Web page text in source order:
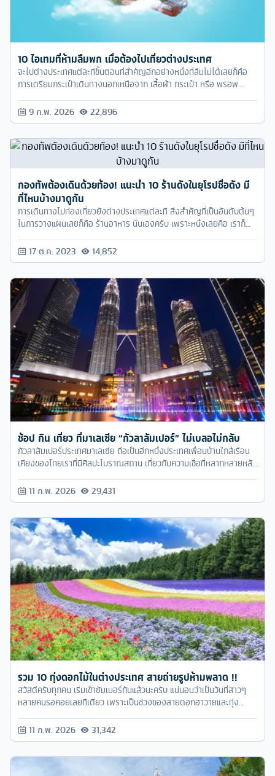
10 ไอเทมที่ห้ามลืมพก เมื่อต้องไปเที่ยวต่างประเทศ
จะไปต่างประเทศแต่ละทีขั้นตอนที่สำคัญอีกอย่างหนึ่งที่ลืมไม่ได้เลยก็คือ
การเตรียมกระเป๋าเดินทางนอกเหนือจาก เสื้อผ้า กระเป๋า หรือ พรอพ
อะไรกันบ้างไปดูกันเลย
9 ก.พ. 2026 22,896
กองทัพต้องเดินด้วยท้อง! แนะนำ 10 ร้านดังในยุโรปชื่อดัง มี
ที่ไหนบ้างมาดูกัน
การเดินทางไปท่องเที่ยวยังต่างประเทศแต่ละที สิ่งสำคัญที่เป็นอันดับต้นๆ
ในการวางแผนเลยก็คือ ร้านอาหาร นั่นเองครับ เพราะหนึ่งเลยคือ เราก็
สองคือ เราจะได้ไม่ต้องมาเสียเวลาหาร้าน หรือทานแต่บะหมี่กึ่งสำเร็จรูป
ทั้งทริป
17 ต.ค. 2023 14,852
ช้อป กิน เที่ยว ที่มาเลเซีย “กัวลาลัมเปอร์” ไม่เบลอไม่กลับ
กัวลาลัมเปอร์ประเทศมาเลเซีย ถือเป็นอีกหนึ่งประเทศเพื่อนบ้านใกล้เรือน
เคียงของไทยเราที่มีศิลปะโบราณสถาน เกี่ยวกับความเชื่อที่หลากหลายหลัง
11 ก.พ. 2026 29,431
รวม 10 ทุ่งดอกไม้ในต่างประเทศ สายถ่ายรูปห้ามพลาด !!
สวัสดีครับทุกคน เริ่มเข้าซัมเมอร์กันแล้วนะครับ แน่นอนว่าเป็นวันที่สาวๆ
หลายคนรอคอยเลยทีเดียว เพราะเป็นช่วงของลายดอกฮาวายและทุ่ง
11 ก.พ. 2026 31,342